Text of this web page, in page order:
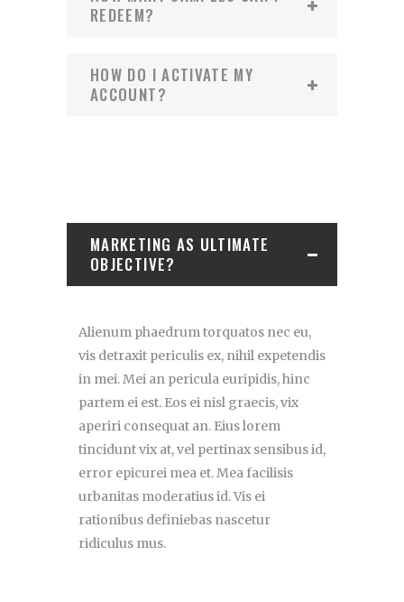
REDEEM?
HOW DO I ACTIVATE MY
ACCOUNT?
MARKETING AS ULTIMATE
OBJECTIVE?
Alienum phaedrum torquatos nec eu,
vis detraxit periculis ex, nihil expetendis
in mei. Mei an pericula euripidis, hinc
partem ei est. Eos ei nisl graecis, vix
aperiri consequat an. Eius lorem
tincidunt vix at, vel pertinax sensibus id,
error epicurei mea et. Mea facilisis
urbanitas moderatius id. Vis ei
rationibus definiebas nascetur
ridiculus mus.